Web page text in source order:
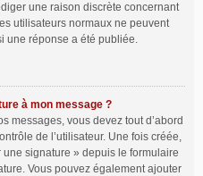
une raison discrète concernant
utilisateurs normaux ne peuvent
une réponse a été publiée.
à mon message ?
messages, vous devez tout d’abord
de l’utilisateur. Une fois créée,
signature » depuis le formulaire
Vous pouvez également ajouter